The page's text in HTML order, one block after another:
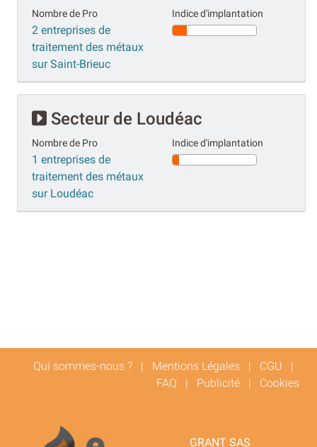
Nombre de Pro
2 entreprises de
traitement des métaux
sur Saint-Brieuc
Indice d'implantation
Secteur de Loudéac
Nombre de Pro
1 entreprises de
traitement des métaux
sur Loudéac
Indice d'implantation
Qui sommes-nous ? | Mentions Légales | CGU |
FAQ | Publicité | Cookies
GRANT SAS